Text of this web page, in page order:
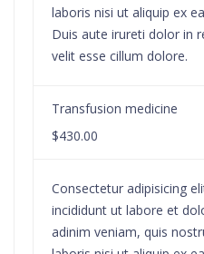
laboris nisi ut aliquip ex
Duis aute irureti dolor in
velit esse cillum dolore.
Transfusion medicine
$430.00
Consectetur adipisicing
incididunt ut labore et
adinim veniam, quis